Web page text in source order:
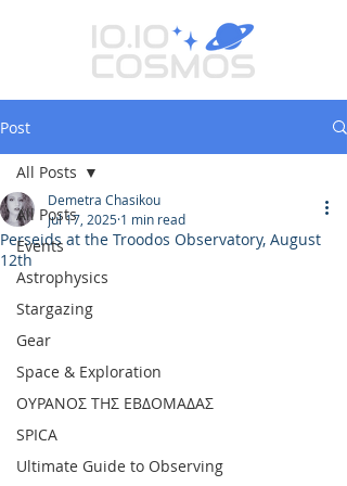
Post
All Posts
Events
Astrophysics
Stargazing
Gear
Space & Exploration
ΟΥΡΑΝΟΣ ΤΗΣ ΕΒΔΟΜΑΔΑΣ
SPICA
Ultimate Guide to Observing
All Posts
Perseids at the Troodos Observatory, August
12th
Demetra Chasikou
Jul 17, 2025 1 min read